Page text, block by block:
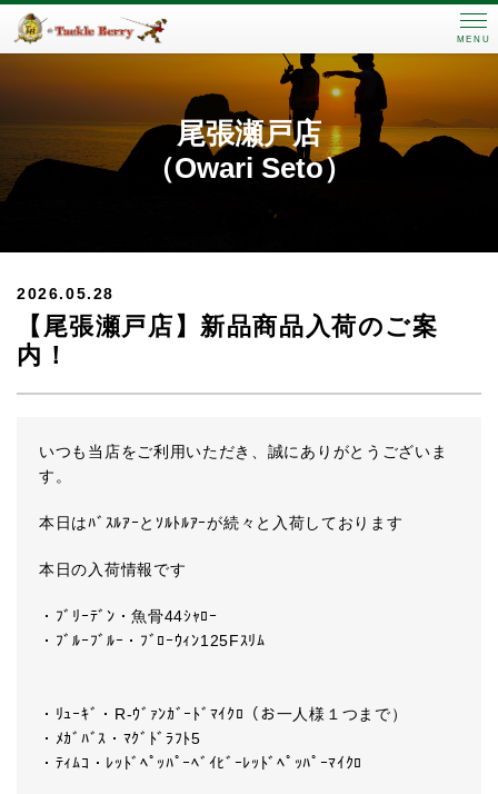
MENU
尾張瀬戸店
（Owari Seto）
2026.05.28
【尾張瀬戸店】新品商品入荷のご案
内！
いつも当店をご利用いただき、誠にありがとうございま
す。
本日はﾊﾞｽﾙｱｰとｿﾙﾄﾙｱｰが続々と入荷しております
本日の入荷情報です
・ﾌﾞﾘｰﾃﾞﾝ・魚骨44ｼｬﾛｰ
・ﾌﾞﾙｰﾌﾞﾙｰ・ﾌﾞﾛｰｳｨﾝ125Fｽﾘﾑ
・ﾘｭｰｷﾞ・R-ｳﾞｧﾝｶﾞｰﾄﾞﾏｲｸﾛ（お一人様１つまで）
・ﾒｶﾞﾊﾞｽ・ﾏｸﾞﾄﾞﾗﾌﾄ5
・ﾃｨﾑｺ・ﾚｯﾄﾞﾍﾟｯﾊﾟｰﾍﾞｲﾋﾞｰﾚｯﾄﾞﾍﾟｯﾊﾟｰﾏｲｸﾛ